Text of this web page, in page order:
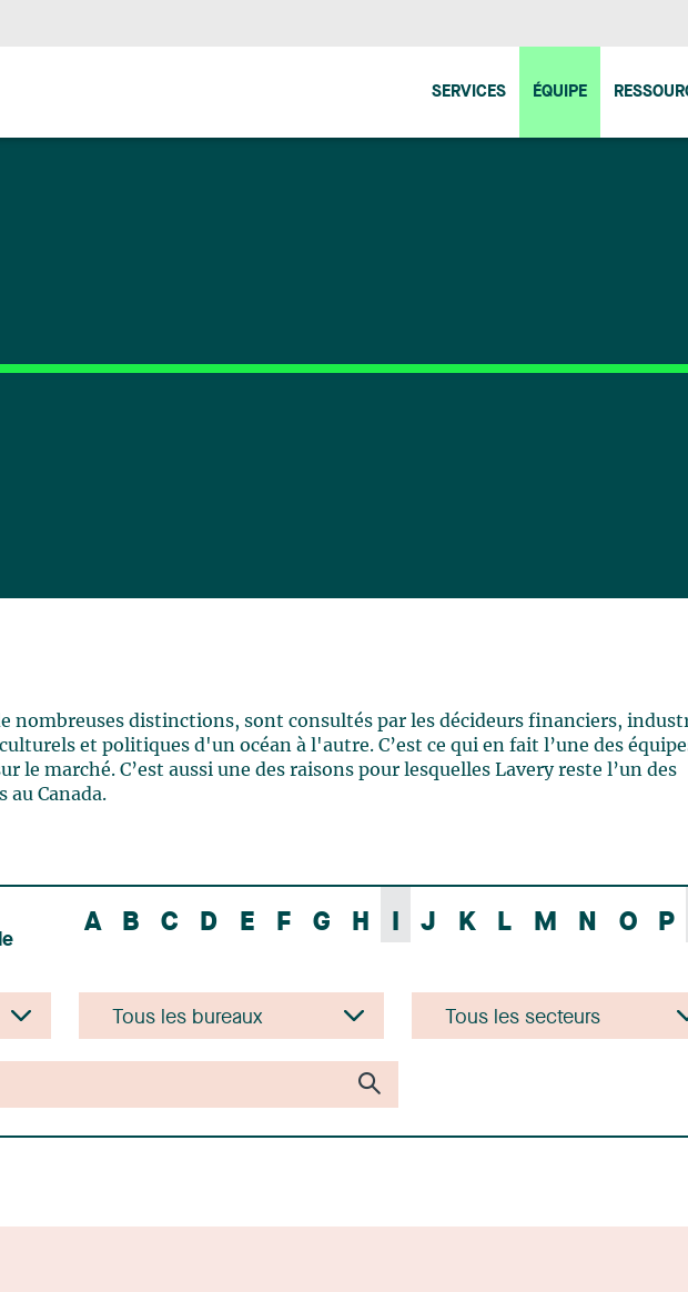
SERVICES ÉQUIPE
nombreuses distinctions, sont consultés par les décideurs financiers,
et politiques d'un océan à l'autre. C’est ce qui en fait l’une des
le marché. C’est aussi une des raisons pour lesquelles Lavery reste l’un des
au Canada.
A B C D E F G H I J K L M N O P